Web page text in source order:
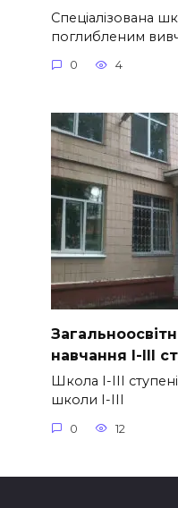
Спеціалізована
поглибленим
0 4
навчання І-ІІІ
Школа І-ІІІ
школи І-ІІІ
0 12